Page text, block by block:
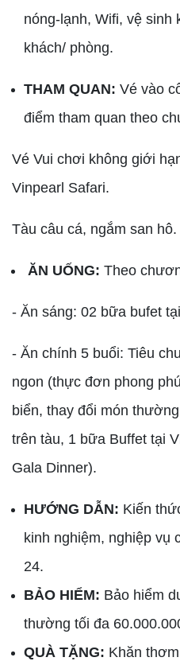
nóng-lạnh, Wifi, vệ sinh
khách/ phòng.
THAM QUAN: Vé vào
điểm tham quan theo
Vé Vui chơi không giới
Vinpearl Safari.
Tàu câu cá, ngắm san hô.
ĂN UỐNG: Theo
- Ăn sáng: 02 bữa bufet
- Ăn chính 5 buổi: Tiêu
ngon (thực đơn phong
biển, thay đổi món
trên tàu, 1 bữa Buffet tại
Gala Dinner).
HƯỚNG DẪN: Kiến
kinh nghiệm, nghiệp vụ
24.
BẢO HIỂM: Bảo hiểm
thường tối đa
QUÀ TẶNG: Khăn